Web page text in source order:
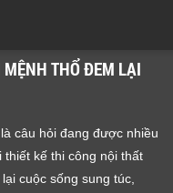
MỆNH THỔ ĐEM LẠI
câu hỏi đang được nhiều
kế thi công nội thất
cuộc sống sung túc,